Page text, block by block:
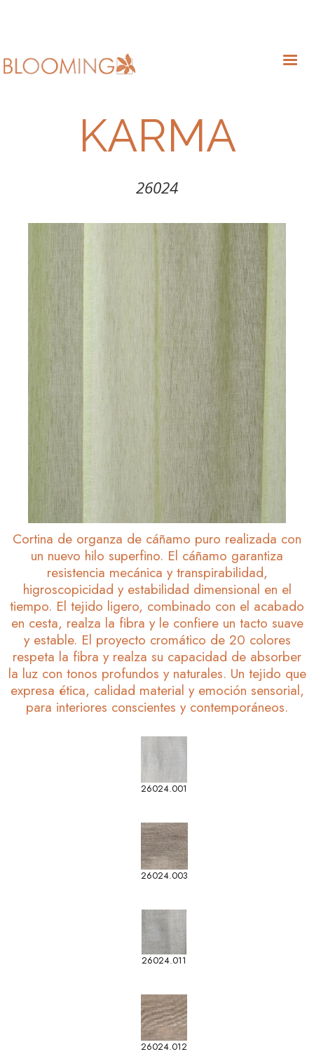
KARMA
26024
Cortina de organza de cáñamo puro realizada con
un nuevo hilo superfino. El cáñamo garantiza
resistencia mecánica y transpirabilidad,
higroscopicidad y estabilidad dimensional en el
tiempo. El tejido ligero, combinado con el acabado
en cesta, realza la fibra y le confiere un tacto suave
y estable. El proyecto cromático de 20 colores
respeta la fibra y realza su capacidad de absorber
la luz con tonos profundos y naturales. Un tejido que
expresa ética, calidad material y emoción sensorial,
para interiores conscientes y contemporáneos.
26024.001
26024.003
26024.011
26024.012